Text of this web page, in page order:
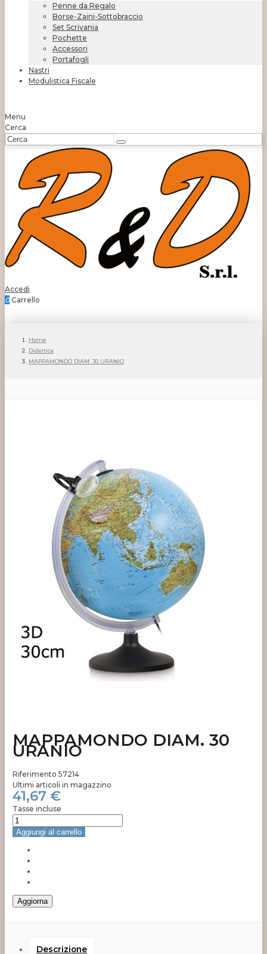
Penne da Regalo
Borse-Zaini-Sottobraccio
Set Scrivania
Pochette
Accessori
Portafogli
Nastri
Modulistica Fiscale
Menu
Cerca
Accedi
0 Carrello
Home
Didattica
MAPPAMONDO DIAM. 30 URANIO
MAPPAMONDO DIAM. 30
URANIO
Riferimento 57214
Ultimi articoli in magazzino
41,67 €
Tasse incluse
Aggiungi al carrello
Descrizione